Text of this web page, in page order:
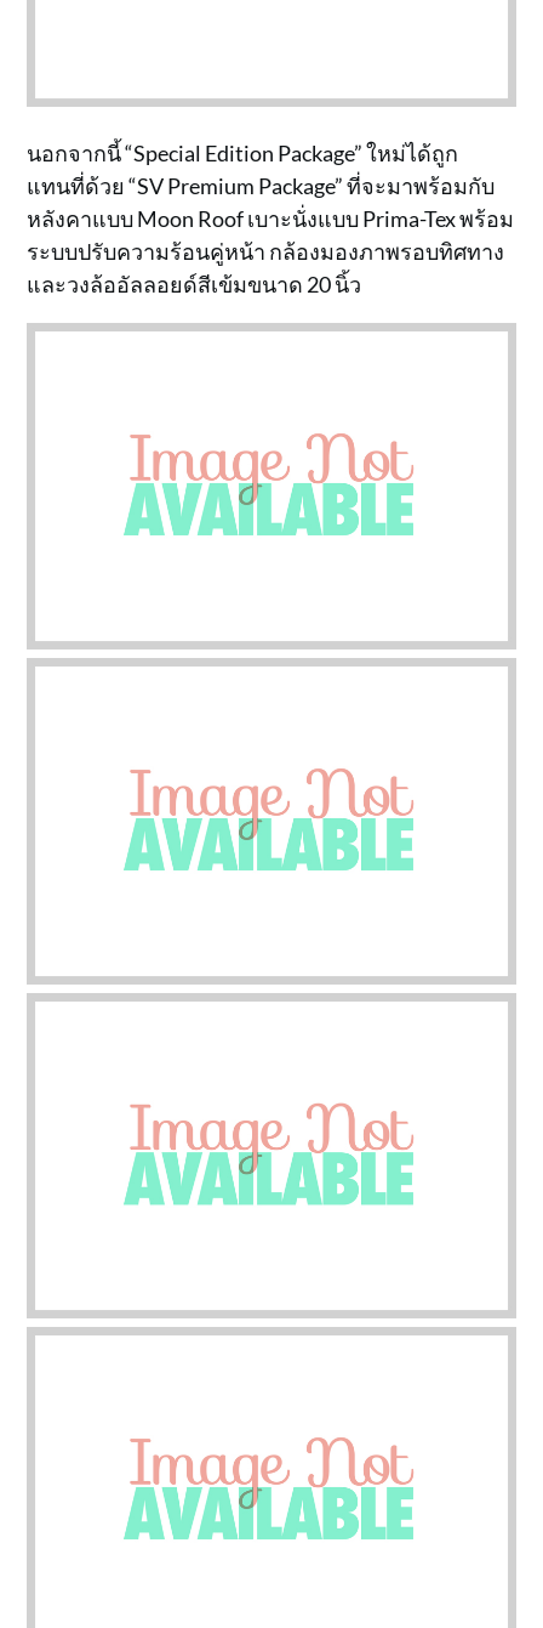
นอกจากนี้ “Special Edition Package” ใหม่ได้ถูก
แทนที่ด้วย “SV Premium Package” ที่จะมาพร้อมกับ
หลังคาแบบ Moon Roof เบาะนั่งแบบ Prima-Tex พร้อม
ระบบปรับความร้อนคู่หน้า กล้องมองภาพรอบทิศทาง
และวงล้ออัลลอยด์สีเข้มขนาด 20 นิ้ว